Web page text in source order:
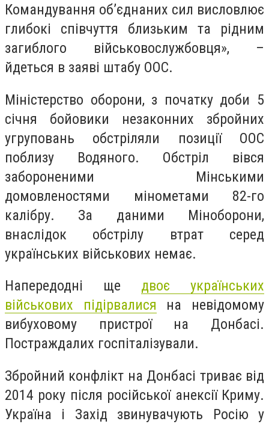
Командування об’єднаних сил висловлює
глибокі співчуття близьким та рідним
загиблого військовослужбовця», –
йдеться в заяві штабу ООС.
Міністерство оборони, з початку доби 5
січня бойовики незаконних збройних
угруповань обстріляли позиції ООС
поблизу Водяного. Обстріл вівся
забороненими Мінськими
домовленостями мінометами 82-го
калібру. За даними Міноборони,
внаслідок обстрілу втрат серед
українських військових немає.
Напередодні ще двоє українських
військових підірвалися на невідомому
вибуховому пристрої на Донбасі.
Постраждалих госпіталізували.
Збройний конфлікт на Донбасі триває від
2014 року після російської анексії Криму.
Україна і Захід звинувачують Росію у